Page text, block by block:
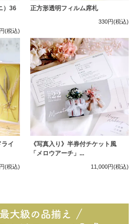
）36
(税込)
正方形透明フィルム席札
330円(税込)
イ
(税込)
《写真入り》半券付チケット風
「メロウアーチ」...
11,000円(税込)